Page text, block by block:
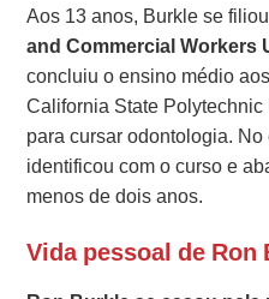
Aos 13 anos, Burkle se
and Commercial Workers
concluiu o ensino médio
California State
para cursar odontologia.
identificou com o curso e
menos de dois anos.
Vida pessoal de Ron